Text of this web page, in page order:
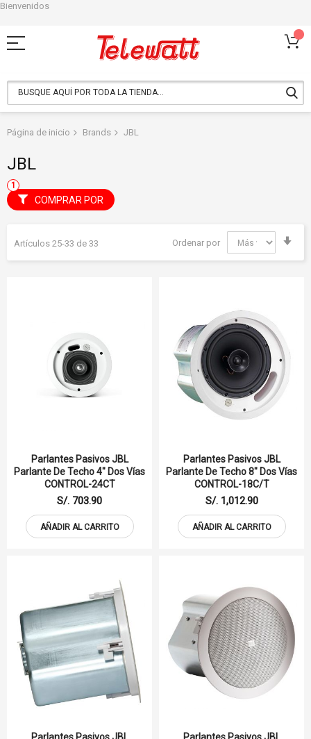
Bienvenidos
al
contenido
Página de inicio Brands JBL
JBL
Artículos 25-33 de 33 Ordenar por
Parlantes Pasivos JBL
Parlante De Techo 4" Dos Vías
CONTROL-24CT
S/. 703.90
AÑADIR AL CARRITO
Parlantes Pasivos JBL
Parlante De Techo 8" Dos Vías
CONTROL-18C/T
S/. 1,012.90
AÑADIR AL CARRITO
COMPRAR POR